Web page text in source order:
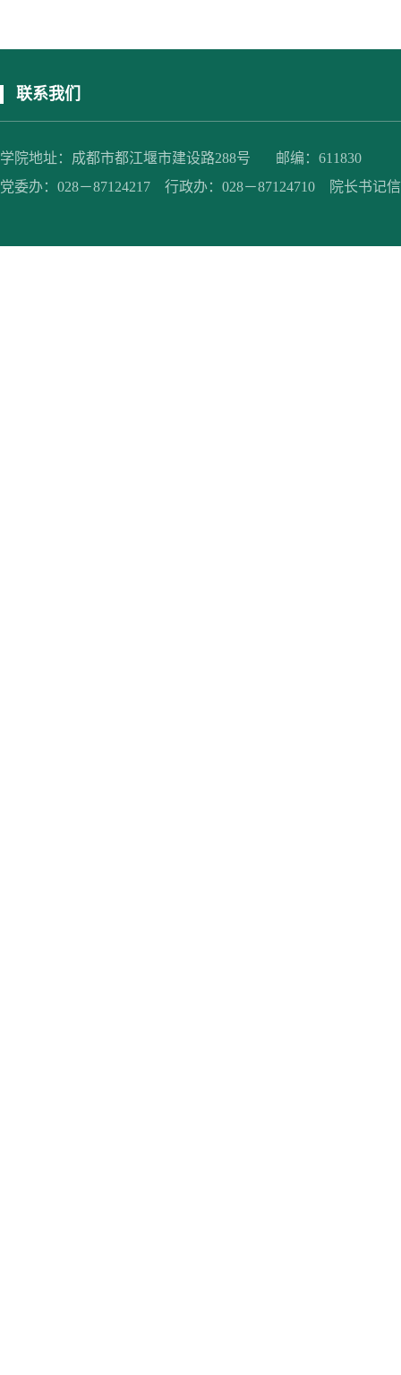
联系我们
学院地址：成都市都江堰市建设路288号 邮编：611830
党委办：028－87124217 行政办：028－87124710 院长书记信